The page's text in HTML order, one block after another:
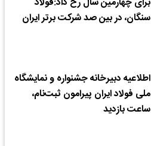
برای چهارمین سال رخ داد:فولاد
سنگان، در بین صد شرکت برتر ایران
اطلاعیه دبیرخانه جشنواره و نمایشگاه
ملی فولاد ایران پیرامون ثبت‌نام،
ساعت بازدید